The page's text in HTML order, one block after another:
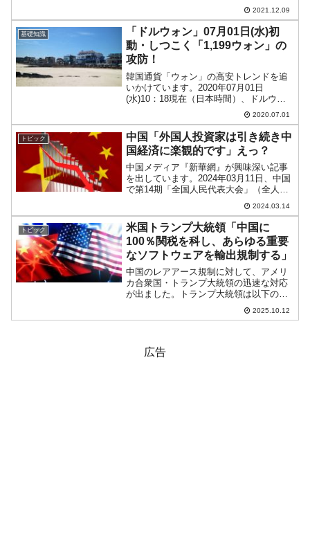
『Investing.com』より引用）。やりまし
た。KOSPIは直近高値を抜き増した。...
2021.12.09
基礎知識
「ドルウォン」07月01日(水)初
動・しつこく「1,199ウォン」の
攻防！
韓国通貨「ウォン」の高安トレンドを追
いかけています。2020年07月01日
(水)10：18現在（日本時間）、ドルウォ
ンチャートは以下のようになっています
（チャートは『Investing.com』より引
用：以下同）。うっすら陰線でわずかな
がら...
2020.07.01
トピック
中国「外国人投資家は引き続き中
国経済に楽観的です」えっ？
中国メディア『新華網』が興味深い記事
を出しています。2024年03月11日、中国
で第14期「全国人民代表大会」（全人
代）が閉幕しました。中南海の新華門前
にカチコミ事件があったようですが（だ
だし詳細不明）、12日から中国も平常運
転に戻り、さっ...
2024.03.14
トピック
米国トランプ大統領「中国に
100％関税を科し、あらゆる重要
なソフトウェアを輸出規制する」
中国のレアアース規制に対して、アメリ
カ合衆国・トランプ大統領の迅速な対応
が出ました。トランプ大統領は以下のよ
うに『True Social』に投稿しました。It
has just been learned that China has
2025.10.12
広告